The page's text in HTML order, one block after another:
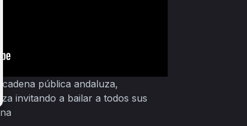
pública andaluza,
invitando a bailar a todos sus